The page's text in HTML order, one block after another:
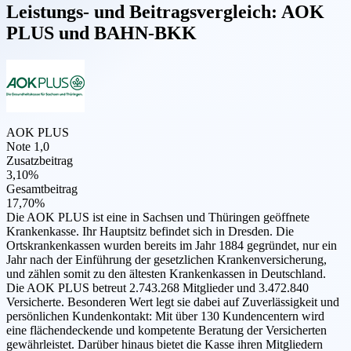
Leistungs- und Beitragsvergleich: AOK
PLUS und BAHN-BKK
AOK PLUS
Note 1,0
Zusatzbeitrag
3,10%
Gesamtbeitrag
17,70%
Die AOK PLUS ist eine in Sachsen und Thüringen geöffnete
Krankenkasse. Ihr Hauptsitz befindet sich in Dresden. Die
Ortskrankenkassen wurden bereits im Jahr 1884 gegründet, nur ein
Jahr nach der Einführung der gesetzlichen Krankenversicherung,
und zählen somit zu den ältesten Krankenkassen in Deutschland.
Die AOK PLUS betreut 2.743.268 Mitglieder und 3.472.840
Versicherte. Besonderen Wert legt sie dabei auf Zuverlässigkeit und
persönlichen Kundenkontakt: Mit über 130 Kundencentern wird
eine flächendeckende und kompetente Beratung der Versicherten
gewährleistet. Darüber hinaus bietet die Kasse ihren Mitgliedern